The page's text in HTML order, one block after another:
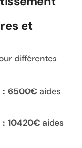
et
différentes
: 6500€ aides
: 10420€ aides